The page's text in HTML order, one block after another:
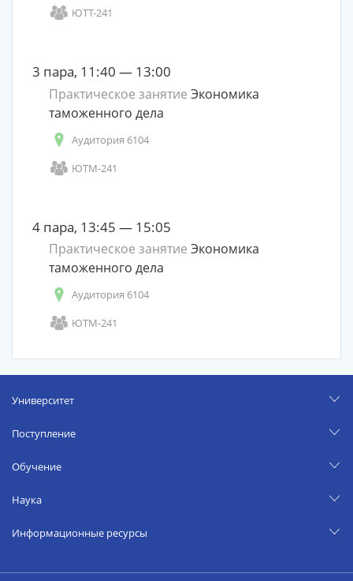
ЮТТ-241
3 пара, 11:40 — 13:00
Практическое занятие Экономика
таможенного дела
Аудитория 6104
ЮТМ-241
4 пара, 13:45 — 15:05
Практическое занятие Экономика
таможенного дела
Аудитория 6104
ЮТМ-241
Университет
Поступление
Обучение
Наука
Информационные ресурсы